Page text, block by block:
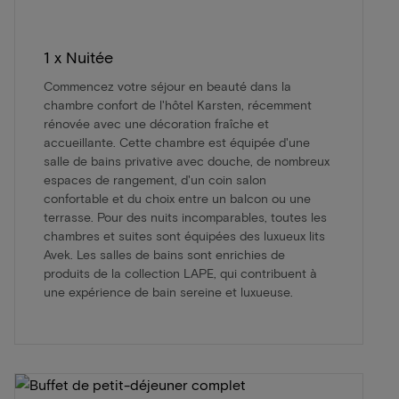
1 x Nuitée
Commencez votre séjour en beauté dans la
chambre confort de l'hôtel Karsten, récemment
rénovée avec une décoration fraîche et
accueillante. Cette chambre est équipée d'une
salle de bains privative avec douche, de nombreux
espaces de rangement, d'un coin salon
confortable et du choix entre un balcon ou une
terrasse. Pour des nuits incomparables, toutes les
chambres et suites sont équipées des luxueux lits
Avek. Les salles de bains sont enrichies de
produits de la collection LAPE, qui contribuent à
une expérience de bain sereine et luxueuse.